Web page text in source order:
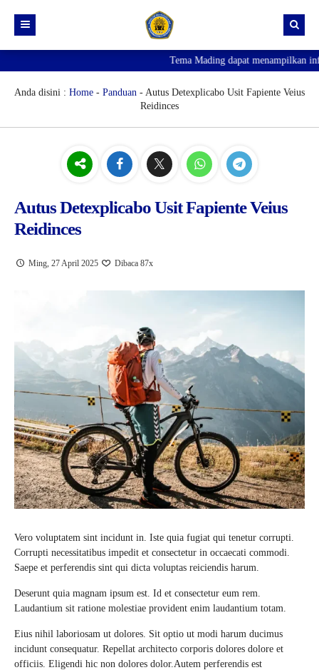
PROFIL
LOGO SEKOLAH
STRUKTUR ORGANISASI
E-RAPOT XI
AGENDA KEGIATAN
KERJA SAMA
GUDANG
KUMPULAN PRESTASI
PJJ
Tema Mading dapat menampilkan
Anda disini : Home - Panduan - Autus Detexplicabo Usit Fapiente Veius
Reidinces
Autus Detexplicabo Usit Fapiente Veius
Reidinces
Ming, 27 April 2025 Dibaca 87x
Vero voluptatem sint incidunt in. Iste quia fugiat qui tenetur corrupti.
Corrupti necessitatibus impedit et consectetur in occaecati commodi.
Saepe et perferendis sint qui dicta voluptas reiciendis harum.
Deserunt quia magnam ipsum est. Id et consectetur eum rem.
Laudantium sit ratione molestiae provident enim laudantium totam.
Eius nihil laboriosam ut dolores. Sit optio ut modi harum ducimus
incidunt consequatur. Repellat architecto corporis dolores dolore et
officiis. Eligendi hic non dolores dolor.Autem perferendis est